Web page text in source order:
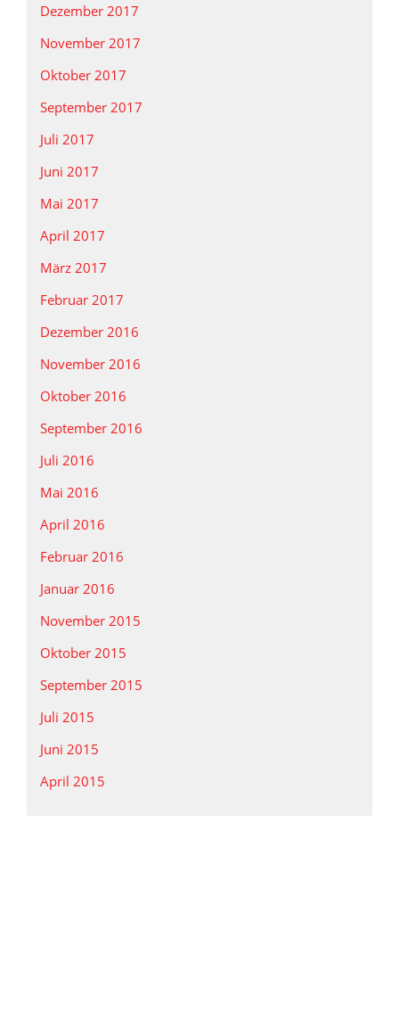
Dezember 2017
November 2017
Oktober 2017
September 2017
Juli 2017
Juni 2017
Mai 2017
April 2017
März 2017
Februar 2017
Dezember 2016
November 2016
Oktober 2016
September 2016
Juli 2016
Mai 2016
April 2016
Februar 2016
Januar 2016
November 2015
Oktober 2015
September 2015
Juli 2015
Juni 2015
April 2015